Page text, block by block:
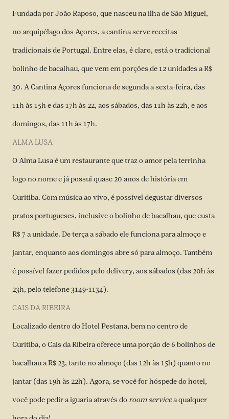
Fundada por João Raposo, que nasceu na ilha de São Miguel,
no arquipélago dos Açores, a cantina serve receitas
tradicionais de Portugal. Entre elas, é claro, está o tradicional
bolinho de bacalhau, que vem em porções de 12 unidades a R$
30. A Cantina Açores funciona de segunda a sexta-feira, das
11h às 15h e das 17h às 22, aos sábados, das 11h às 22h, e aos
domingos, das 11h às 17h.
ALMA LUSA
O Alma Lusa é um restaurante que traz o amor pela terrinha
logo no nome e já possui quase 20 anos de história em
Curitiba. Com música ao vivo, é possível degustar diversos
pratos portugueses, inclusive o bolinho de bacalhau, que custa
R$ 7 a unidade. De terça a sábado ele funciona para almoço e
jantar, enquanto aos domingos abre só para almoço. Também
é possível fazer pedidos pelo delivery, aos sábados (das 20h às
23h, pelo telefone 3149-1134).
CAIS DA RIBEIRA
Localizado dentro do Hotel Pestana, bem no centro de
Curitiba, o Cais da Ribeira oferece uma porção de 6 bolinhos de
bacalhau a R$ 23, tanto no almoço (das 12h às 15h) quanto no
jantar (das 19h às 22h). Agora, se você for hóspede do hotel,
você pode pedir a iguaria através doroom servicea qualquer